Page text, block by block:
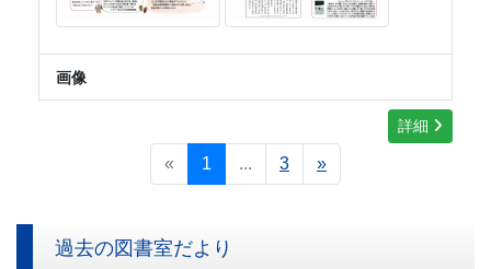
画像
詳細
« 1 ... 3 »
過去の図書室だより